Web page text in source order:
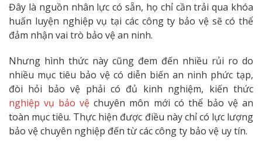
Đây là nguồn nhân lực có sẵn, họ chỉ cần trải qua khóa
huấn luyện nghiệp vụ tại các công ty bảo vệ sẽ có thể
đảm nhận vai trò bảo vệ an ninh.
Nhưng hình thức này cũng đem đến nhiều rủi ro do
nhiều mục tiêu bảo vệ có diễn biến an ninh phức tạp,
đòi hỏi bảo vệ phải có đủ kinh nghiệm, kiến thức
nghiệp vụ bảo vệ chuyên môn mới có thể bảo vệ an
toàn mục tiêu. Thực hiện được điều này chỉ có lực lượng
bảo vệ chuyên nghiệp đến từ các công ty bảo vệ uy tín.